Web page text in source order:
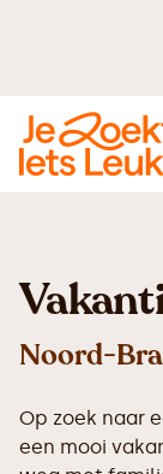
Noord-
Op zoek naar
een mooi